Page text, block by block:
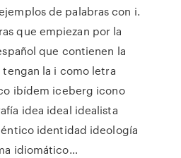
de palabras con i.
que empiezan por la
que contienen la
tengan la i como letra
ibídem iceberg icono
idea ideal idealista
identidad ideología
idiomático…